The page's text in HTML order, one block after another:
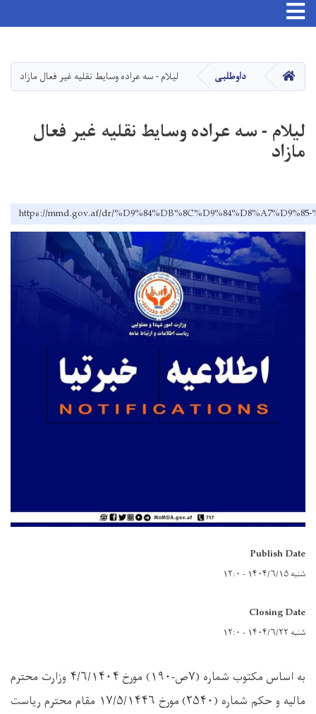
main
content
صفحه اصلیداوطلبی لیلام - سه عراده وسایط نقلیه غیر فعال مازاد
لیلام - سه عراده وسایط نقلیه غیر فعال
مازاد
https://mmd.gov.af/dr/
Publish Date
شنبه ۱۴۰۴/۶/۱۵ - ۱۲:۰
Closing Date
شنبه ۱۴۰۴/۶/۲۲ - ۱۲:۰
به اساس مکتوب شماره (۷ص-۱۹۰ ) مورخ ۴/۶/۱۴۰۴
وزارت محترم
مالیه و حکم شماره (۲۵۴۰) مورخ ۱۷/۵/۱۴۴۶
مقام محترم ریاست